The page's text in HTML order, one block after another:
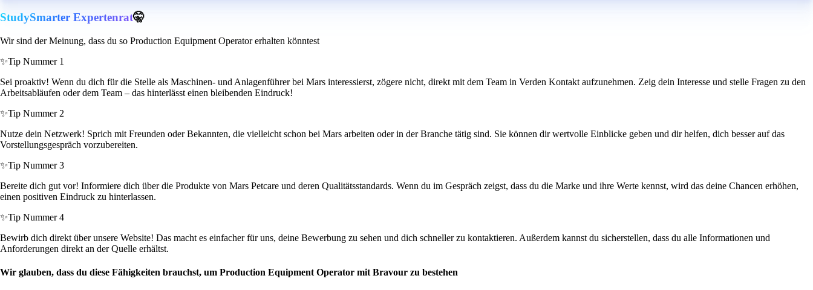
StudySmarter Expertenrat🤫
Wir sind der Meinung, dass du so Production Equipment Operator erhalten könntest
✨Tip Nummer 1
Sei proaktiv! Wenn du dich für die Stelle als Maschinen- und Anlagenführer bei Mars interessierst, zögere nicht, direkt mit dem Team in Verden Kontakt aufzunehmen. Zeig dein Interesse und stelle Fragen zu den
Arbeitsabläufen oder dem Team – das hinterlässt einen bleibenden Eindruck!
✨Tip Nummer 2
Nutze dein Netzwerk! Sprich mit Freunden oder Bekannten, die vielleicht schon bei Mars arbeiten oder in der Branche tätig sind. Sie können dir wertvolle Einblicke geben und dir helfen, dich besser auf das
Vorstellungsgespräch vorzubereiten.
✨Tip Nummer 3
Bereite dich gut vor! Informiere dich über die Produkte von Mars Petcare und deren Qualitätsstandards. Wenn du im Gespräch zeigst, dass du die Marke und ihre Werte kennst, wird das deine Chancen erhöhen,
einen positiven Eindruck zu hinterlassen.
✨Tip Nummer 4
Bewirb dich direkt über unsere Website! Das macht es einfacher für uns, deine Bewerbung zu sehen und dich schneller zu kontaktieren. Außerdem kannst du sicherstellen, dass du alle Informationen und
Anforderungen direkt an der Quelle erhältst.
Wir glauben, dass du diese Fähigkeiten brauchst, um Production Equipment Operator mit Bravour zu bestehen